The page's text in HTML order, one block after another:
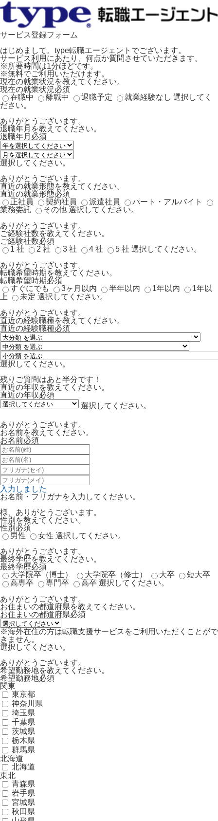
サービス登録フォーム
はじめまして。type転職エージェントでございます。
サービス利用にあたり、何点か質問させていただきます。
※所要時間は1分ほどです。
※無料でご利用いただけます。
現在の就業状況を教えてください。
現在の就業状況必須
在職中
離職中 退職予定 就業経験なし 選択してく
ださい。
ありがとうございます。
退職年月を教えてください。
退職年月 必須
選択してください。
ありがとうございます。
直近の就業形態を教えてください。
直近の就業形態必須
正社員
契約社員 派遣社員
パート・アルバイト
業務委託
その他 選択してください。
ありがとうございます。
ご経験社数を教えてください。
ご経験社数必須
1 社
2 社 3 社 4 社 5 社 選択してください。
ありがとうございます。
転職希望時期を教えてください。
転職希望時期必須
すぐにでも
3ヶ月以内 半年以内 1年以内
1年以
上
未定 選択してください。
ありがとうございます。
直近の経験職種を教えてください。
直近の経験職種必須
選択してください。
残りご質問はあと半分です！
直近の年収を教えてください。
直近の年収必須
選択してください。
ありがとうございます。
お名前を教えてください。
お名前必須
入力しました
お名前・フリガナを入力してください。
様、ありがとうございます。
性別を教えてください。
性別 必須
男性
女性 選択してください。
ありがとうございます。
最終学歴を教えてください。
最終学歴必須
大学院卒（博士）
大学院卒（修士） 大卒
短大卒
高専卒
専門卒 高卒 選択してください。
ありがとうございます。
お住まいの都道府県を教えてください。
お住まいの都道府県必須
※海外在住の方は転職支援サービスをご利用いただくことがで
きません。
選択してください。
ありがとうございます。
希望勤務地を教えてください。
希望勤務地必須
関東
東京都
神奈川県
埼玉県
千葉県
茨城県
栃木県
群馬県
北海道
北海道
東北
青森県
岩手県
宮城県
秋田県